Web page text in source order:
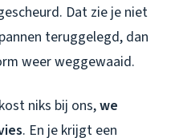
Dat zie je niet
teruggelegd, dan
weer weggewaaid.
niks bij ons,we
. En je krijgt een